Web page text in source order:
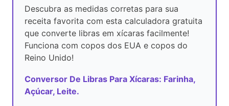
Descubra as medidas corretas para sua
receita favorita com esta calculadora gratuita
que converte libras em xícaras facilmente!
Funciona com copos dos EUA e copos do
Reino Unido!
Conversor De Libras Para Xícaras: Farinha,
Açúcar, Leite.